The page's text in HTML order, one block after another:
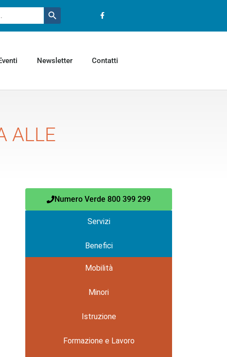
Pulsante ricerca
Newsletter Contatti
ALLE
Numero Verde 800 399 299
Servizi
Benefici
Mobilità
Minori
Istruzione
Formazione e Lavoro